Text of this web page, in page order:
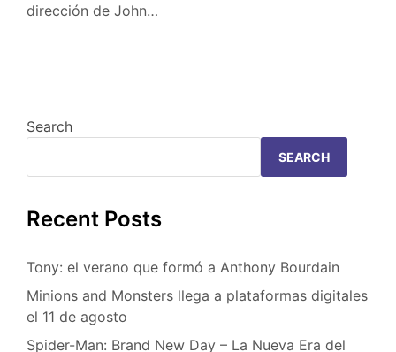
dirección de John…
Search
SEARCH
Recent Posts
Tony: el verano que formó a Anthony Bourdain
Minions and Monsters llega a plataformas digitales
el 11 de agosto
Spider-Man: Brand New Day – La Nueva Era del